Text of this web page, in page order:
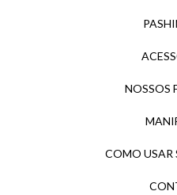
NOSSOS
COMO USAR